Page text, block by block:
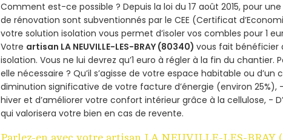
Comment est-ce possible ? Depuis la loi du 17 août 2015, pour
de rénovation sont subventionnés par le CEE (Certificat
votre solution isolation vous permet d’isoler vos combles pour 1
Votre artisan LA NEUVILLE-LES-BRAY (80340)vous fait bénéficier
isolation. Vous ne lui devrez qu’1 euro à régler à la fin du chantier.
elle nécessaire ? Qu’il s’agisse de votre espace habitable ou
diminution significative de votre facture d’énergie (environ 25%),
hiver et d’améliorer votre confort intérieur grâce à la cellulose, -
qui valorisera votre bien en cas de revente.